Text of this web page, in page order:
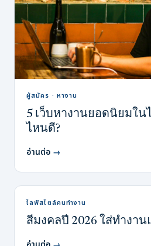
ผู้สมัคร · หางาน
5 เว็บหางานยอดนิยมใน
ไหนดี?
อ่านต่อ →
ไลฟ์สไตล์คนทำงาน
สีมงคลปี 2026 ใส่ทำงาน